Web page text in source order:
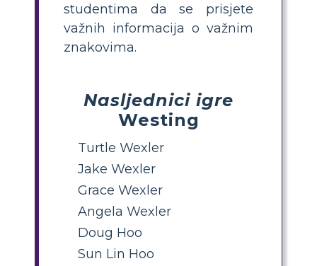
studentima da se prisjete
važnih informacija o važnim
znakovima.
Nasljednici igre
Westing
Turtle Wexler
Jake Wexler
Grace Wexler
Angela Wexler
Doug Hoo
Sun Lin Hoo